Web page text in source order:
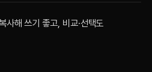
사해 쓰기 좋고, 비교·선택도